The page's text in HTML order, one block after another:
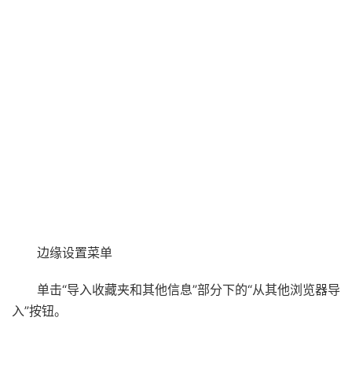
边缘设置菜单
单击“导入收藏夹和其他信息”部分下的“从其他浏览器导
入”按钮。